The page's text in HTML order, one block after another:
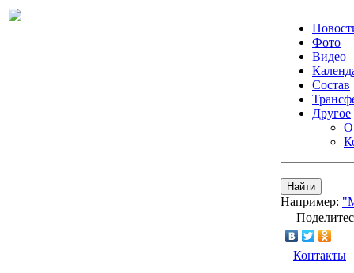
Фото
Видео
Состав
Другое
О
Найти
Например:
Контакты